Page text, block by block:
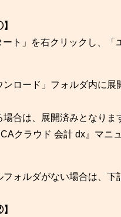
ト」を右クリックし、「
ンロード」フォルダ内に
合は、展開済みとなりま
クラウド 会計 dx』マニュ
フォルダがない場合は、下